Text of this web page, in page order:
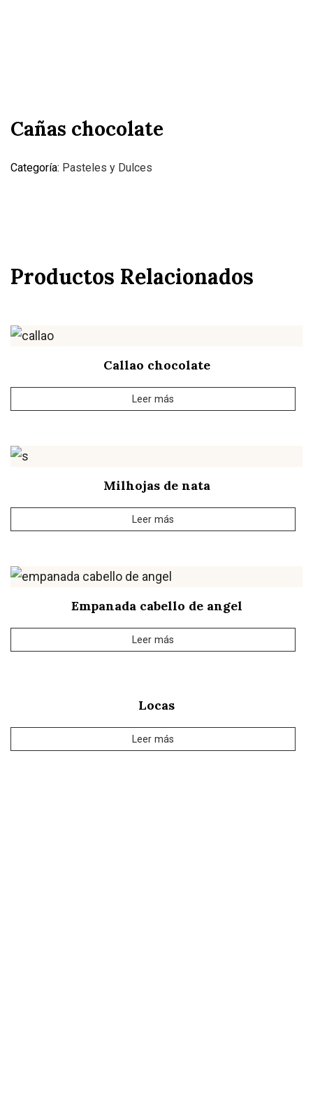
Cañas chocolate
Categoría: Pasteles y Dulces
Productos Relacionados
Callao chocolate
Leer más
Milhojas de nata
Leer más
Empanada cabello de angel
Leer más
Locas
Leer más